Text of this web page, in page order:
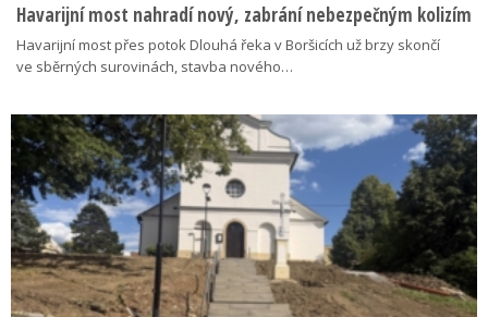
Havarijní most nahradí nový, zabrání nebezpečným kolizím
Havarijní most přes potok Dlouhá řeka v Boršicích už brzy skončí
ve sběrných surovinách, stavba nového…